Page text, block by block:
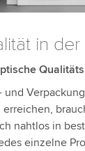
in
und
nahtlos in
einzelne